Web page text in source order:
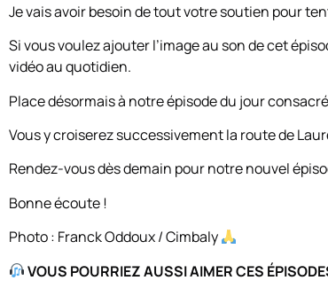
Je vais avoir besoin de tout votre soutien pour
Si vous voulez ajouter l’image au son de cet
vidéo au quotidien.
Place désormais à notre épisode du jour
Vous y croiserez successivement la route de
Rendez-vous dès demain pour notre nouvel
Bonne écoute !
Photo : Franck Oddoux / Cimbaly
VOUS POURRIEZ AUSSI AIMER CES